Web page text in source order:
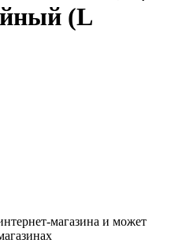
(L
магазина и может